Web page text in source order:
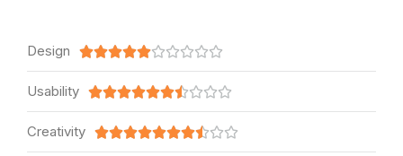
Design 
Usability 
Creativity 